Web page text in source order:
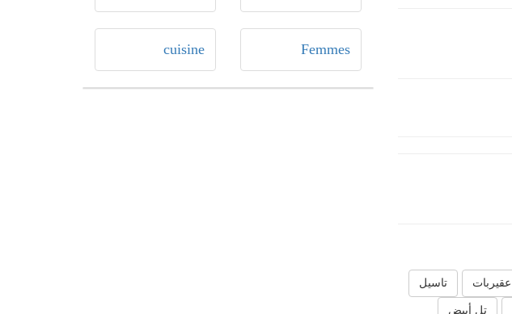
عقيربات تاسيل
تل أبيض
Femmes
cuisine